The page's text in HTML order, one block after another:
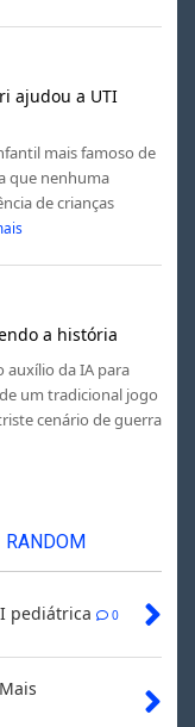
ajudou a UTI
mais famoso de
que nenhuma
de crianças
a história
auxílio da IA para
um tradicional jogo
cenário de guerra
RANDOM
pediátrica 0